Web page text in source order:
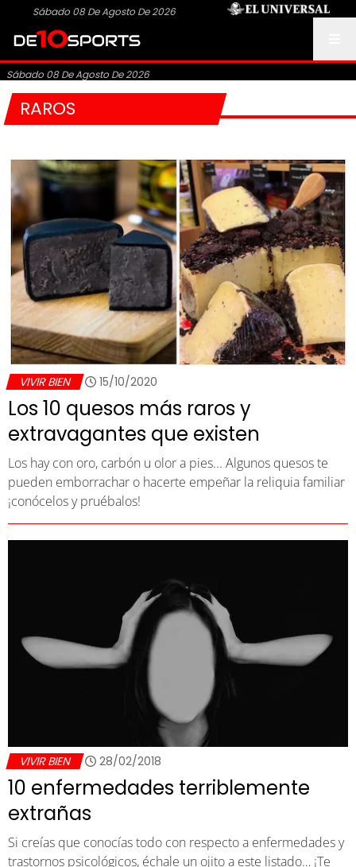
Sábado 08 De Agosto De 2026
Sábado 08 De Agosto De 2026
RAROS
VIVIR BIEN 15/10/2020
Los 10 quesos más raros y
extravagantes que existen
Los hay con oro, carbón u olor a pies... Algunos quesos te
pueden emborrachar o hacerte empeñar la reliquia familiar
¡conócelos y pruébalos!
VIVIR BIEN 28/02/2018
10 enfermedades terriblemente
extrañas
Si creías que conocías todo con respecto a enfermedades y
trastornos psicológicos, échale un ojito a este listado… ¡Te